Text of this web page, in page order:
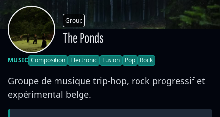
Group
The Ponds
MUSIC Composition Electronic Fusion Pop Rock
Groupe de musique trip-hop, rock progressif et
expérimental belge.